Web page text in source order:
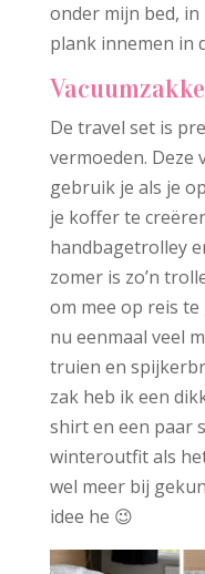
onder mijn bed, in
plank innemen in
De travel set is
vermoeden. Deze
gebruik je als je
je koffer te
handbagetrolley
zomer is zo’n
om mee op reis
nu eenmaal veel
truien en
zak heb ik een
shirt en een paar
winteroutfit als
wel meer bij
idee he 😉